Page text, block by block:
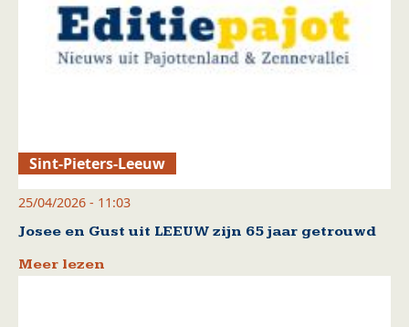
Sint-Pieters-Leeuw
25/04/2026 - 11:03
Josee en Gust uit LEEUW zijn 65 jaar getrouwd
Meer lezen